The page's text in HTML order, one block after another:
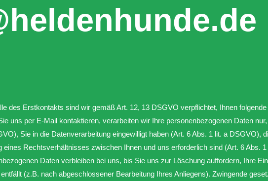
des Erstkontakts sind wir gemäß Art. 12, 13 DSGVO verpflichtet, Ihnen
uns per E-Mail kontaktieren, verarbeiten wir Ihre personenbezogenen Daten
Sie in die Datenverarbeitung eingewilligt haben (Art. 6 Abs. 1 lit. a DSGVO),
eines Rechtsverhältnisses zwischen Ihnen und uns erforderlich sind (Art. 6 Abs.
Daten verbleiben bei uns, bis Sie uns zur Löschung auffordern, Ihre
(z.B. nach abgeschlossener Bearbeitung Ihres Anliegens). Zwingende